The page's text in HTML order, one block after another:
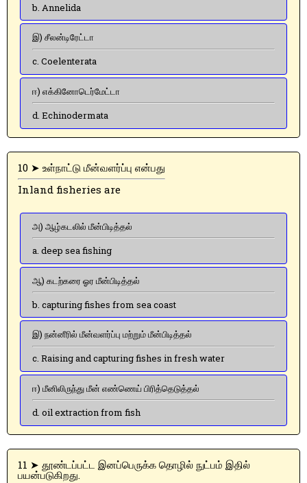
b. Annelida
இ) சீலன்டிரேட்டா
c. Coelenterata
ஈ) எக்கினோடெர்மேட்டா
d. Echinodermata
10 ➤ உள்நாட்டு மீன்வளர்ப்பு என்பது
Inland fisheries are
அ) ஆழ்கடலில் மீன்பிடித்தல்
a. deep sea fishing
ஆ) கடற்கரை ஓர மீன்பிடித்தல்
b. capturing fishes from sea coast
இ) நன்னீரில் மீன்வளர்ப்பு மற்றும் மீன்பிடித்தல்
c. Raising and capturing fishes in fresh water
ஈ) மீனிலிருந்து மீன் எண்ணெய் பிரித்தெடுத்தல்
d. oil extraction from fish
11 ➤ தூண்டப்பட்ட இனப்பெருக்க தொழில் நுட்பம் இதில்
பயன்படுகிறது.